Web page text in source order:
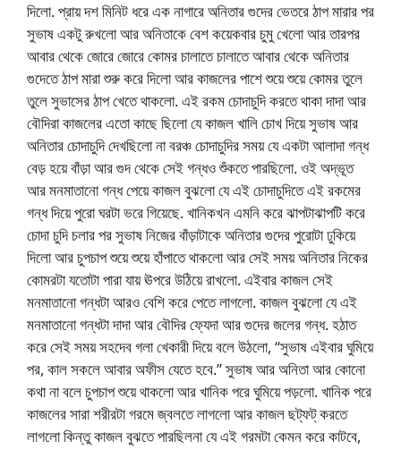
দিলো. প্রায় দশ মিনিট ধরে এক নাগারে অনিতার গুদের ভেতরে ঠাপ মারার পর
সুভাষ একটু রুখলো আর অনিতাকে বেশ কয়েকবার চুমু খেলো আর তারপর
আবার থেকে জোরে জোরে কোমর চালাতে চালাতে আবার থেকে অনিতার
গুদেতে ঠাপ মারা শুরু করে দিলো আর কাজলের পাশে শুয়ে শুয়ে কোমর তুলে
তুলে সুভাসের ঠাপ খেতে থাকলো. এই রকম চোদাচুদি করতে থাকা দাদা আর
বৌদিরা কাজলের এতো কাছে ছিলো যে কাজল খালি চোখ দিয়ে সুভাষ আর
অনিতার চোদাচুদি দেখছিলো না বরঞ্চ চোদাচুদির সময় যে একটা আলাদা গন্ধ
বেড় হয়ে বাঁড়া আর গুদ থেকে সেই গন্ধও শুঁকতে পারছিলো. ওই অদ্ভূত
আর মনমাতানো গন্ধ পেয়ে কাজল বুঝলো যে এই চোদাচুদিতে এই রকমের
গন্ধ দিয়ে পুরো ঘরটা ভরে গিয়েছে. খানিকখন এমনি করে ঝাপটাঝাপটি করে
চোদা চুদি চলার পর সুভাষ নিজের বাঁড়াটাকে অনিতার গুদের পুরোটা ঢুকিয়ে
দিলো আর চুপচাপ শুয়ে শুয়ে হাঁপাতে থাকলো আর সেই সময় অনিতার নিকের
কোমরটা যতোটা পারা যায় ঊপরে উঠিয়ে রাখলো. এইবার কাজল সেই
মনমাতানো গন্ধটা আরও বেশি করে পেতে লাগলো. কাজল বুঝলো যে এই
মনমাতানো গন্ধটা দাদা আর বৌদির ফ্যেদা আর গুদের জলের গন্ধ. হঠাত
করে সেই সময় সহদেব গলা খেকারী দিয়ে বলে উঠলো, “সুভাষ এইবার ঘুমিয়ে
পর, কাল সকলে আবার অফীস যেতে হবে.” সুভাষ আর অনিতা আর কোনো
কথা না বলে চুপচাপ শুয়ে থাকলো আর খানিক পরে ঘুমিয়ে পড়লো. খানিক পরে
কাজলের সারা শরীরটা গরমে জ্বলতে লাগলো আর কাজল ছট্‌ফট্ করতে
লাগলো কিন্তু কাজল বুঝতে পারছিলনা যে এই গরমটা কেমন করে কাটবে,